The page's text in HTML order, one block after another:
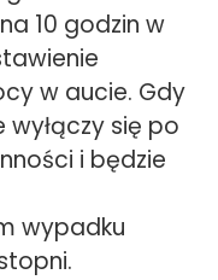
10 godzin w
w aucie. Gdy
wyłączy się po
i będzie
wypadku